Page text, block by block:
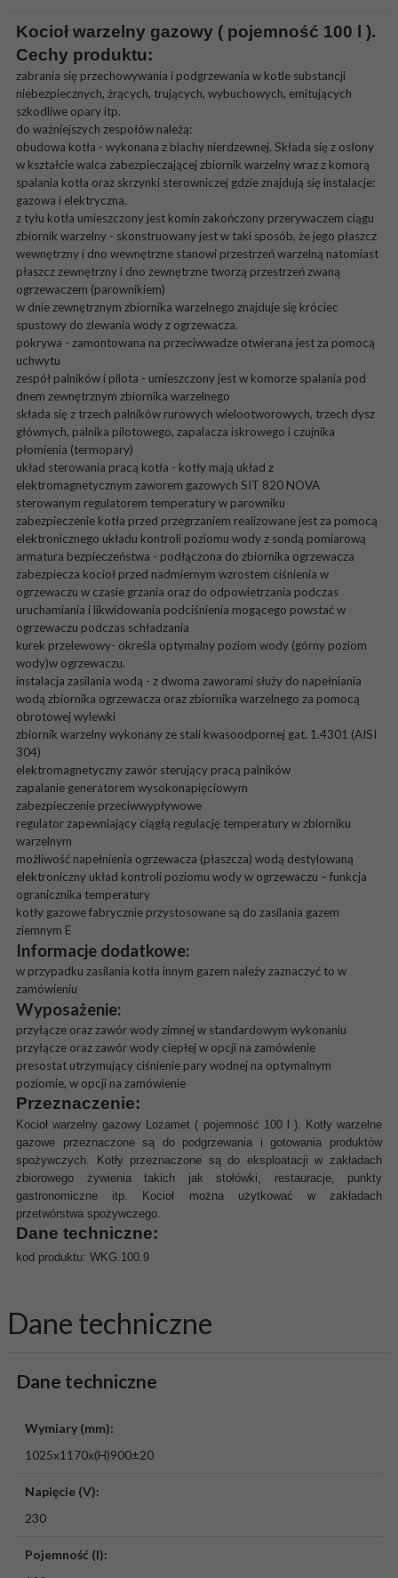
Kocioł warzelny gazowy ( pojemność 100 l ).
Cechy produktu:
zabrania się przechowywania i podgrzewania w kotle substancji
niebezpiecznych, żrących, trujących, wybuchowych, emitujących
szkodliwe opary itp.
do ważniejszych zespołów należą:
obudowa kotła - wykonana z blachy nierdzewnej. Składa się z osłony
w kształcie walca zabezpieczającej zbiornik warzelny wraz z komorą
spalania kotła oraz skrzynki sterowniczej gdzie znajdują się instalacje:
gazowa i elektryczna.
z tyłu kotła umieszczony jest komin zakończony przerywaczem ciągu
zbiornik warzelny - skonstruowany jest w taki sposób, że jego płaszcz
wewnętrzny i dno wewnętrzne stanowi przestrzeń warzelną natomiast
płaszcz zewnętrzny i dno zewnętrzne tworzą przestrzeń zwaną
ogrzewaczem (parownikiem)
w dnie zewnętrznym zbiornika warzelnego znajduje się króciec
spustowy do zlewania wody z ogrzewacza.
pokrywa - zamontowana na przeciwwadze otwierana jest za pomocą
uchwytu
zespół palników i pilota - umieszczony jest w komorze spalania pod
dnem zewnętrznym zbiornika warzelnego
składa się z trzech palników rurowych wielootworowych, trzech dysz
głównych, palnika pilotowego, zapalacza iskrowego i czujnika
płomienia (termopary)
układ sterowania pracą kotła - kotły mają układ z
elektromagnetycznym zaworem gazowych SIT 820 NOVA
sterowanym regulatorem temperatury w parowniku
zabezpieczenie kotła przed przegrzaniem realizowane jest za pomocą
elektronicznego układu kontroli poziomu wody z sondą pomiarową
armatura bezpieczeństwa - podłączona do zbiornika ogrzewacza
zabezpiecza kocioł przed nadmiernym wzrostem ciśnienia w
ogrzewaczu w czasie grzania oraz do odpowietrzania podczas
uruchamiania i likwidowania podciśnienia mogącego powstać w
ogrzewaczu podczas schładzania
kurek przelewowy- określa optymalny poziom wody (górny poziom
wody)w ogrzewaczu.
instalacja zasilania wodą - z dwoma zaworami służy do napełniania
wodą zbiornika ogrzewacza oraz zbiornika warzelnego za pomocą
obrotowej wylewki
zbiornik warzelny wykonany ze stali kwasoodpornej gat. 1.4301 (AISI
304)
elektromagnetyczny zawór sterujący pracą palników
zapalanie generatorem wysokonapięciowym
zabezpieczenie przeciwwypływowe
regulator zapewniający ciągłą regulację temperatury w zbiorniku
warzelnym
możliwość napełnienia ogrzewacza (płaszcza) wodą destylowaną
elektroniczny układ kontroli poziomu wody w ogrzewaczu – funkcja
ogranicznika temperatury
kotły gazowe fabrycznie przystosowane są do zasilania gazem
ziemnym E
Informacje dodatkowe:
w przypadku zasilania kotła innym gazem należy zaznaczyć to w
zamówieniu
Wyposażenie:
przyłącze oraz zawór wody zimnej w standardowym wykonaniu
przyłącze oraz zawór wody ciepłej w opcji na zamówienie
presostat utrzymujący ciśnienie pary wodnej na optymalnym
poziomie, w opcji na zamówienie
Przeznaczenie:
Kocioł warzelny gazowy Lozamet ( pojemność 100 l ). Kotły warzelne
gazowe przeznaczone są do podgrzewania i gotowania produktów
spożywczych. Kotły przeznaczone są do eksploatacji w zakładach
zbiorowego żywienia takich jak stołówki, restauracje, punkty
gastronomiczne itp. Kocioł można użytkować w zakładach
przetwórstwa spożywczego.
Dane techniczne:
kod produktu: WKG.100.9
Dane techniczne
Dane techniczne
Wymiary (mm):
1025x1170x(H)900±20
Napięcie (V):
230
Pojemność (l):